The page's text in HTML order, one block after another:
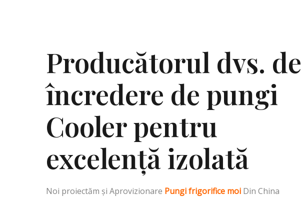
Producătorul dvs. de
încredere de pungi
Cooler pentru
excelență izolată
Noi proiectăm și Aprovizionare Pungi frigorifice moi Din China